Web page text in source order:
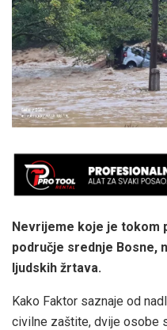
Nevrijeme koje je tokom
područje srednje Bosne,
ljudskih žrtava.
Kako Faktor saznaje od
civilne zaštite, dvije osobe